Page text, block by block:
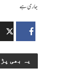
جاری ہے
یہ بھی